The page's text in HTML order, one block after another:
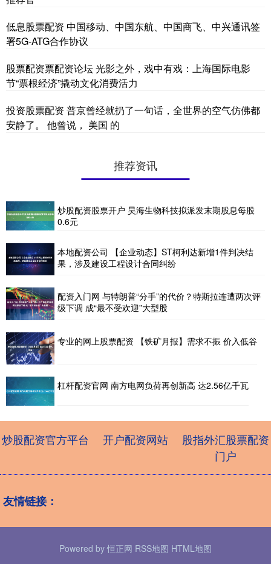
低息股票配资 中国移动、中国东航、中国商飞、中兴通讯签
署5G-ATG合作协议
股票配资票配资论坛 光影之外，戏中有戏：上海国际电影
节“票根经济”撬动文化消费活力
投资股票配资 普京曾经就扔了一句话，全世界的空气仿佛都
安静了。 他曾说， 美国 的
推荐资讯
炒股配资股票开户 昊海生物科技拟派发末期股息每股
0.6元
本地配资公司 【企业动态】ST柯利达新增1件判决结
果，涉及建设工程设计合同纠纷
配资入门网 与特朗普“分手”的代价？特斯拉连遭两次评
级下调 成“最不受欢迎”大型股
专业的网上股票配资 【铁矿月报】需求不振 价入低谷
杠杆配资官网 南方电网负荷再创新高 达2.56亿千瓦
炒股配资官方平台 开户配资网站
股指外汇股票配资
门户
友情链接：
Powered by恒正网 RSS地图 HTML地图